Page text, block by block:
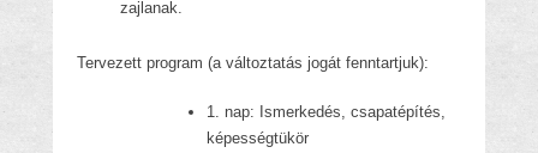
zajlanak.
Tervezett program (a változtatás jogát fenntartjuk):
1. nap: Ismerkedés, csapatépítés,
képességtükör